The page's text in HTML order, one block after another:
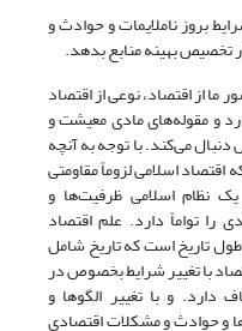
بروز ناملایمات و حوادث و
تخصیص بهینه منابع بدهد.
ما از اقتصاد، نوعی از اقتصاد
و مقوله‌های مادی معیشت و
می‌کند. با توجه به آنچه
اسلامی لزوماً مقاومتی
نظام اسلامی ظرفیت‌ها و
را تواماً دارد. علم اقتصاد
تاریخ است که تاریخ شامل
با تغییر شرایط بخصوص در
دارد. و با تغییر الگوها و
و حوادث و مشکلات اقتصادی